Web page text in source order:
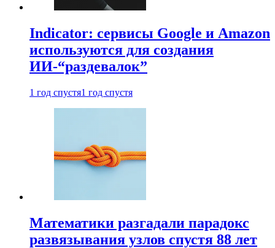
Indicator: сервисы Google и Amazon
используются для создания
ИИ-“раздевалок”
1 год спустя1 год спустя
Математики разгадали парадокс
развязывания узлов спустя 88 лет